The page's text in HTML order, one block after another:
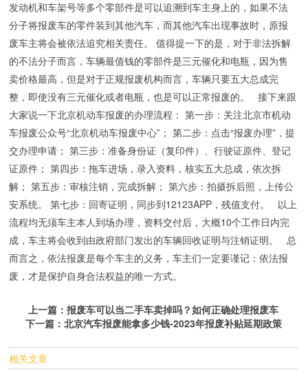
发动机和车架号等多个零部件是可以追溯到车主身上的，如果不法
分子将报废车的零件装到其他汽车，而其他汽车出现事故时，原报
废车主将会被依法追究相关责任。 值得提一下的是，对于非法拆解
的不法分子而言，车辆最值钱的零部件是三元催化和电瓶，因为售
卖价格最高，但是对于正规报废机构而言，车辆只要五大总成完
整，即使没有三元催化或者电瓶，也是可以正常报废的。 接下来跟
大家说一下北京机动车报废的办理流程： 第一步：关注北京市机动
车报废公众号“北京机动车报废中心”； 第二步：点击“报废办理”，提
交办理申请； 第三步：准备身份证（复印件）、行驶证原件、登记
证原件； 第四步：拖车进场，录入资料，核实五大总成，依次拆
解； 第五步：审核注销，完成拆解； 第六步：拍摄拆后照，上传公
安系统。 第七步：回寄证明，同步到12123APP，残值支付。 以上
流程均无须车主本人到场办理，资料交付后，大概10个工作日内完
成，车主将会收到由政府部门发出的车辆回收证明与注销证明。 总
而言之，依法报废是每个车主的义务，车主们一定要谨记：依法报
废，才是保护自身合法权益的唯一方式。
上一篇：报废车可以当二手车卖掉吗？如何正确处理报废车
下一篇： 北京汽车报废能拿多少钱-2023年报废补贴延期政策
相关文章